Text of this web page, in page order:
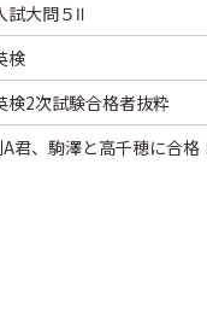
試大問５Ⅱ
検
検2次試験合格者抜粋
君、駒澤と高千穂に合格